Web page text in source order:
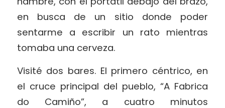
en busca de un sitio donde poder
sentarme a escribir un rato mientras
tomaba una cerveza.
Visité dos bares. El primero céntrico, en
el cruce principal del pueblo, “A Fabrica
do Camiño”, a cuatro minutos